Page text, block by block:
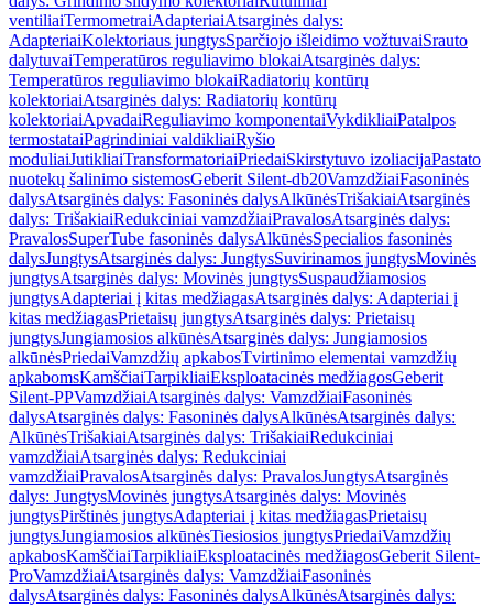
ventiliaiTermometraiAdapteriaiAtsarginės dalys:
AdapteriaiKolektoriaus jungtysSparčiojo išleidimo vožtuvaiSrauto
dalytuvaiTemperatūros reguliavimo blokaiAtsarginės dalys:
Temperatūros reguliavimo blokaiRadiatorių kontūrų
kolektoriaiAtsarginės dalys: Radiatorių kontūrų
kolektoriaiApvadaiReguliavimo komponentaiVykdikliaiPatalpos
termostataiPagrindiniai valdikliaiRyšio
moduliaiJutikliaiTransformatoriaiPriedaiSkirstytuvo izoliacijaPastato
nuotekų šalinimo sistemosGeberit Silent-db20VamzdžiaiFasoninės
dalysAtsarginės dalys: Fasoninės dalysAlkūnėsTrišakiaiAtsarginės
dalys: TrišakiaiRedukciniai vamzdžiaiPravalosAtsarginės dalys:
PravalosSuperTube fasoninės dalysAlkūnėsSpecialios fasoninės
dalysJungtysAtsarginės dalys: JungtysSuvirinamos jungtysMovinės
jungtysAtsarginės dalys: Movinės jungtysSuspaudžiamosios
jungtysAdapteriai į kitas medžiagasAtsarginės dalys: Adapteriai į
kitas medžiagasPrietaisų jungtysAtsarginės dalys: Prietaisų
jungtysJungiamosios alkūnėsAtsarginės dalys: Jungiamosios
alkūnėsPriedaiVamzdžių apkabosTvirtinimo elementai vamzdžių
apkabomsKamščiaiTarpikliaiEksploatacinės medžiagosGeberit
Silent-PPVamzdžiaiAtsarginės dalys: VamzdžiaiFasoninės
dalysAtsarginės dalys: Fasoninės dalysAlkūnėsAtsarginės dalys:
AlkūnėsTrišakiaiAtsarginės dalys: TrišakiaiRedukciniai
vamzdžiaiAtsarginės dalys: Redukciniai
vamzdžiaiPravalosAtsarginės dalys: PravalosJungtysAtsarginės
dalys: JungtysMovinės jungtysAtsarginės dalys: Movinės
jungtysPirštinės jungtysAdapteriai į kitas medžiagasPrietaisų
jungtysJungiamosios alkūnėsTiesiosios jungtysPriedaiVamzdžių
apkabosKamščiaiTarpikliaiEksploatacinės medžiagosGeberit Silent-
ProVamzdžiaiAtsarginės dalys: VamzdžiaiFasoninės
dalysAtsarginės dalys: Fasoninės dalysAlkūnėsAtsarginės dalys: